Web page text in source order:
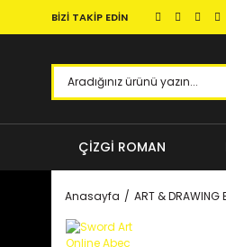
BİZİ TAKİP EDİN
ÇİZGİ ROMAN
Anasayfa ART & DRAWING